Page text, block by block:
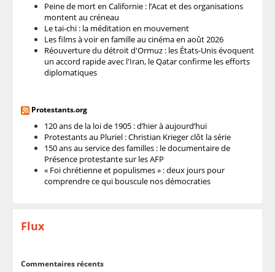
Peine de mort en Californie : l’Acat et des organisations
montent au créneau
Le tai-chi : la méditation en mouvement
Les films à voir en famille au cinéma en août 2026
Réouverture du détroit d'Ormuz : les États-Unis évoquent
un accord rapide avec l'Iran, le Qatar confirme les efforts
diplomatiques
Protestants.org
120 ans de la loi de 1905 : d’hier à aujourd’hui
Protestants au Pluriel : Christian Krieger clôt la série
150 ans au service des familles : le documentaire de
Présence protestante sur les AFP
« Foi chrétienne et populismes » : deux jours pour
comprendre ce qui bouscule nos démocraties
Flux
Commentaires récents